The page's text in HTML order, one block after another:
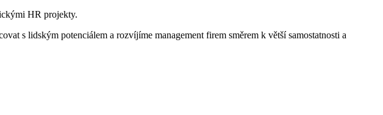
HR projekty.
s lidským potenciálem a rozvíjíme management firem směrem k větší samostatnosti a